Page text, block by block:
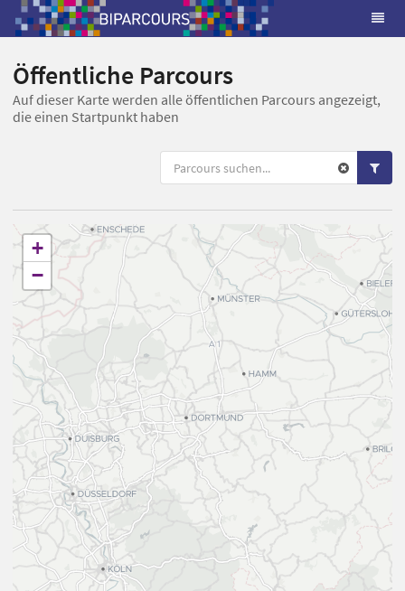
Öffentliche Parcours
Auf dieser Karte werden alle öffentlichen Parcours angezeigt,
die einen Startpunkt haben
+
−